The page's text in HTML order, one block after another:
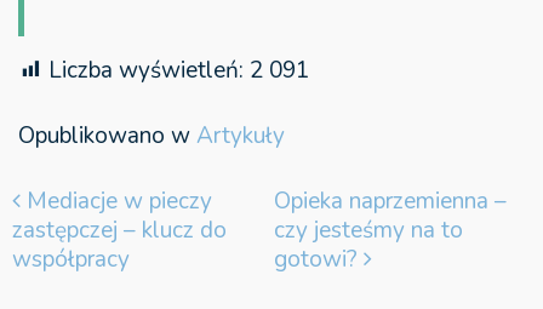
Liczba wyświetleń: 2 091
Opublikowano wArtykuły
Nawigacja wpisu
Mediacje w pieczy
zastępczej – klucz do
współpracy
Opieka naprzemienna –
czy jesteśmy na to
gotowi?